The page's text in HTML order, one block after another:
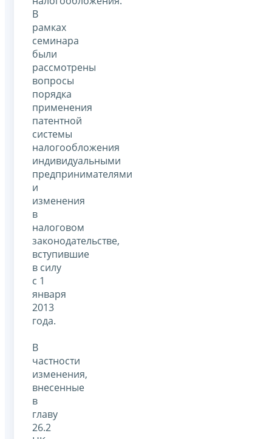
В
рамках
семинара
были
рассмотрены
вопросы
порядка
применения
патентной
системы
налогообложения
индивидуальными
предпринимателями
и
изменения
в
налоговом
законодательстве,
вступившие
в силу
с 1
января
2013
года.
В
частности
изменения,
внесенные
в
главу
26.2